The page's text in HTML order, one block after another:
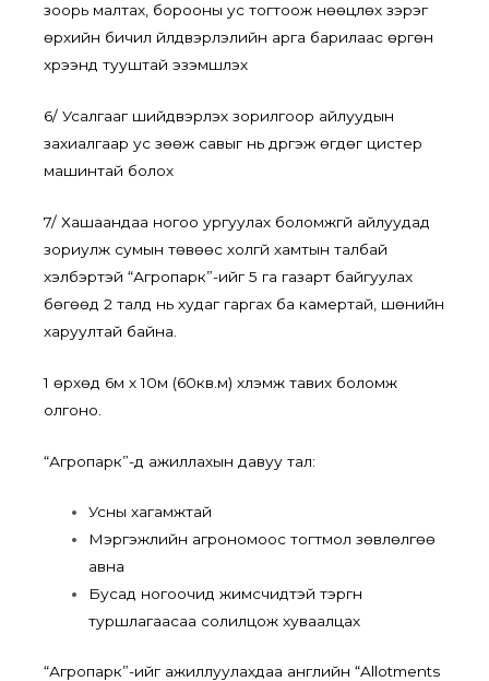
зоорь малтах, борооны ус тогтоож нөөцлөх зэрэг
өрхийн бичил үйлдвэрлэлийн арга барилаас өргөн
хүрээнд тууштай эзэмшүүлэх
6/ Усалгааг шийдвэрлэх зорилгоор айлуудын
захиалгаар ус зөөж савыг нь дүүргэж өгдөг цистер
машинтай болох
7/ Хашаандаа ногоо ургуулах боломжгүй айлуудад
зориулж сумын төвөөс холгүй хамтын талбай
хэлбэртэй “Агропарк”-ийг 5 га газарт байгуулах
бөгөөд 2 талд нь худаг гаргах ба камертай, шөнийн
харуултай байна.
1 өрхөд 6м х 10м (60кв.м) хүлэмж тавих боломж
олгоно.
“Агропарк”-д ажиллахын давуу тал:
Усны хагамжтай
Мэргэжлийн агрономоос тогтмол зөвлөлгөө
авна
Бусад ногоочид жимсчидтэй тэргүүн
туршлагаасаа солилцож хуваалцах
“Агропарк”-ийг ажиллуулахдаа английн “Allotments